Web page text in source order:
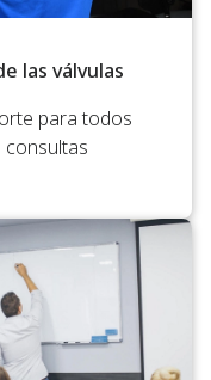
las válvulas
para todos